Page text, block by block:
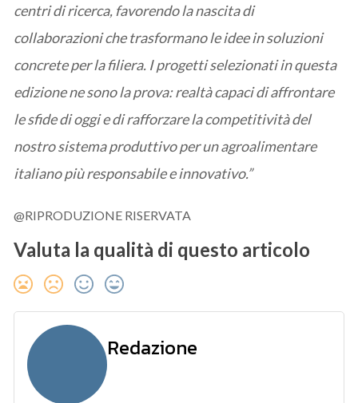
centri di ricerca, favorendo la nascita di
collaborazioni che trasformano le idee in soluzioni
concrete per la filiera. I progetti selezionati in questa
edizione ne sono la prova: realtà capaci di affrontare
le sfide di oggi e di rafforzare la competitività del
nostro sistema produttivo per un agroalimentare
italiano più responsabile e innovativo.”
@RIPRODUZIONE RISERVATA
Valuta la qualità di questo articolo
Redazione